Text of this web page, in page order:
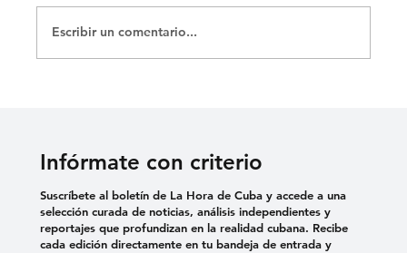
Escribir un comentario...
Infórmate con criterio
Suscríbete al boletín de La Hora de Cuba y accede a una
selección curada de noticias, análisis independientes y
reportajes que profundizan en la realidad cubana. Recibe
cada edición directamente en tu bandeja de entrada y